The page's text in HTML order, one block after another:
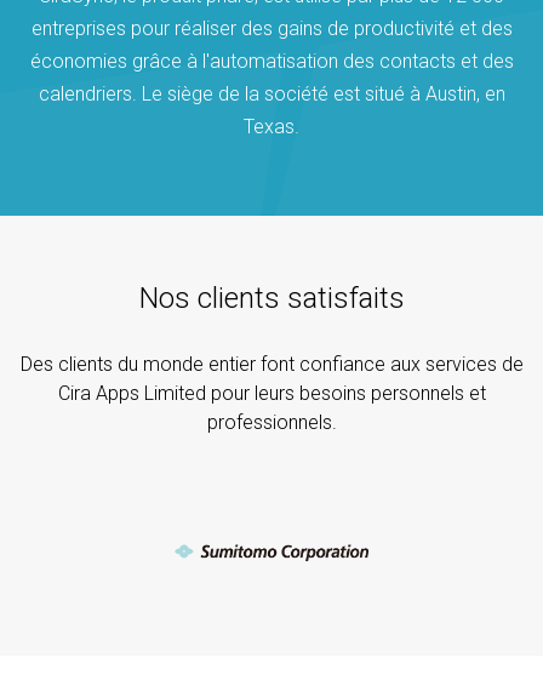
entreprises pour réaliser des gains de productivité et des
économies grâce à l'automatisation des contacts et des
calendriers. Le siège de la société est situé à Austin, en
Texas.
Nos clients satisfaits
Des clients du monde entier font confiance aux services de
Cira Apps Limited pour leurs besoins personnels et
professionnels.